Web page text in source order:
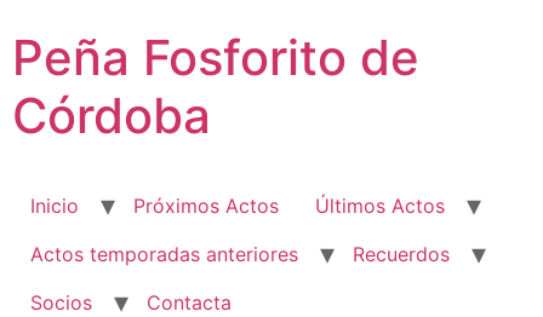
contenido
Peña Fosforito de
Córdoba
Inicio Próximos Actos
Últimos Actos
Actos temporadas anteriores
Recuerdos
Socios
Contacta